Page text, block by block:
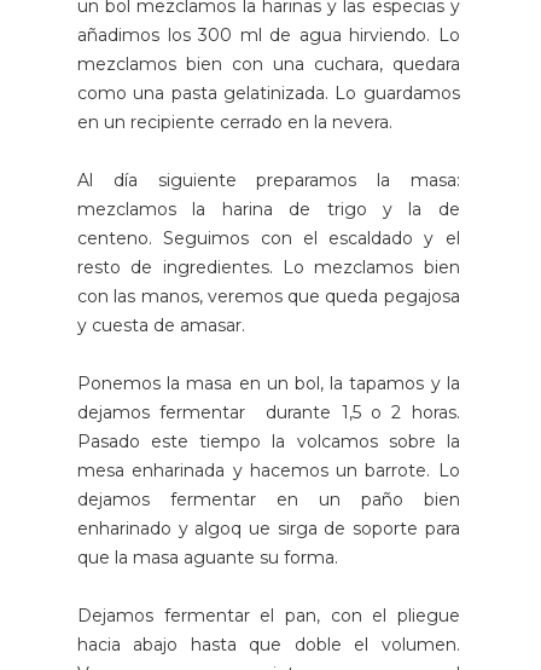
un bol mezclamos la harinas y las especias y
añadimos los 300 ml de agua hirviendo. Lo
mezclamos bien con una cuchara, quedara
como una pasta gelatinizada. Lo guardamos
en un recipiente cerrado en la nevera.
Al día siguiente preparamos la masa:
mezclamos la harina de trigo y la de
centeno. Seguimos con el escaldado y el
resto de ingredientes. Lo mezclamos bien
con las manos, veremos que queda pegajosa
y cuesta de amasar.
Ponemos la masa en un bol, la tapamos y la
dejamos fermentar durante 1,5 o 2 horas.
Pasado este tiempo la volcamos sobre la
mesa enharinada y hacemos un barrote. Lo
dejamos fermentar en un paño bien
enharinado y algoq ue sirga de soporte para
que la masa aguante su forma.
Dejamos fermentar el pan, con el pliegue
hacia abajo hasta que doble el volumen.